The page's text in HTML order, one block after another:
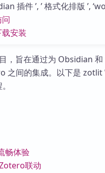
插件 ’, ’ 格式化排版 ’,
安装
，旨在通过为 Obsidian
之间的集成。以下是
畅体验
联动